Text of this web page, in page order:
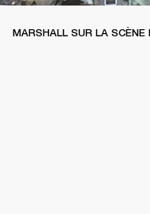
MARSHALL SUR LA SCÈNE